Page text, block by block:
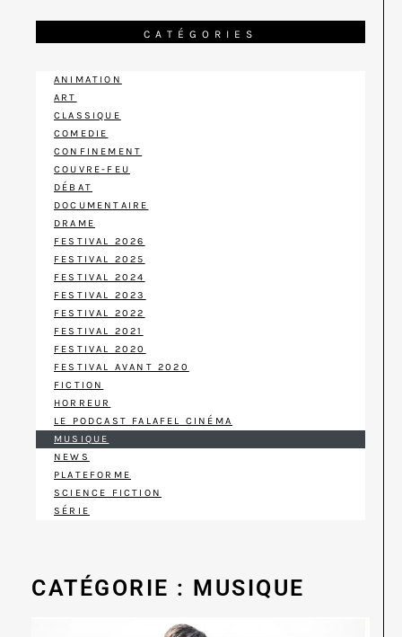
CATÉGORIES
ANIMATION
ART
CLASSIQUE
COMEDIE
CONFINEMENT
COUVRE-FEU
DÉBAT
DOCUMENTAIRE
DRAME
FESTIVAL 2026
FESTIVAL 2025
FESTIVAL 2024
FESTIVAL 2023
FESTIVAL 2022
FESTIVAL 2021
FESTIVAL 2020
FESTIVAL AVANT 2020
FICTION
HORREUR
LE PODCAST FALAFEL CINÉMA
MUSIQUE
NEWS
PLATEFORME
SCIENCE FICTION
SÉRIE
CATÉGORIE : MUSIQUE